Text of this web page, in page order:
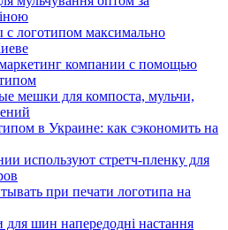
с логотипом максимально
компании с помощью
мешки для компоста, мульчи,
в Украине: как сэкономить на
используют стретч-пленку для
при печати логотипа на
для шин напередодні настання